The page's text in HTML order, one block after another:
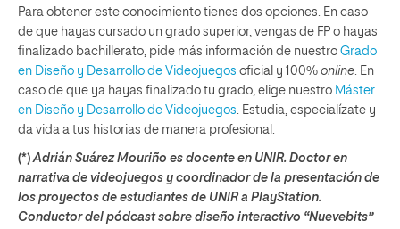
Para obtener este conocimiento tienes dos opciones. En caso
de que hayas cursado un grado superior, vengas de FP o hayas
finalizado bachillerato, pide más información de nuestro Grado
en Diseño y Desarrollo de Videojuegos oficial y 100% online . En
caso de que ya hayas finalizado tu grado, elige nuestro Máster
en Diseño y Desarrollo de Videojuegos . Estudia, especialízate y
da vida a tus historias de manera profesional.
(*) Adrián Suárez Mouriño es docente en UNIR. Doctor en
narrativa de videojuegos y coordinador de la presentación de
los proyectos de estudiantes de UNIR a PlayStation.
Conductor del pódcast sobre diseño interactivo “Nuevebits”